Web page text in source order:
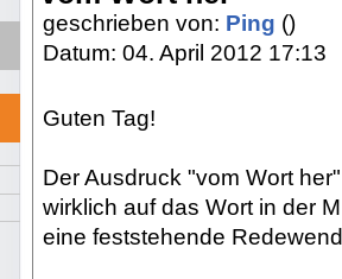
geschrieben von: Ping ()
Datum: 04. April 2012 17:13
Guten Tag!
Der Ausdruck "vom Wort
wirklich auf das Wort in der
eine feststehende